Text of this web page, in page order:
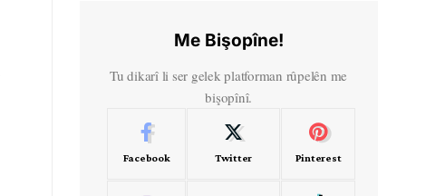
Me Bişopîne!
Tu dikarî li ser gelek platforman rûpelên me
bişopînî.
Facebook Twitter Pinterest